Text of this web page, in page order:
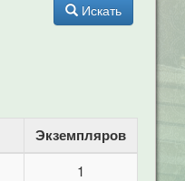
Искать
Экземпляров
1